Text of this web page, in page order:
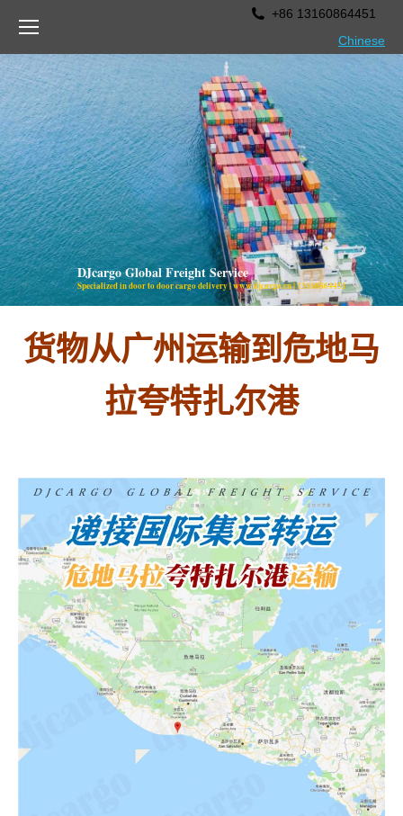
+86 13160864451
Chinese
DJcargo Global Freight Service
Specialized in door to door cargo delivery | www.djcargo.cn | 13160864451
货物从广州运输到危地马
拉夸特扎尔港